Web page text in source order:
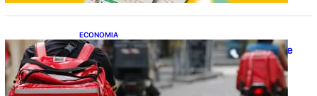
ECONOMIA
CAIXA e iFood facilitam financiamento de
motos e bicicletas elétricas para
entregadores